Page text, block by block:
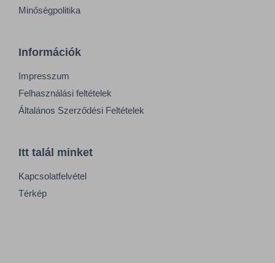
Minőségpolitika
Információk
Impresszum
Felhasználási feltételek
Általános Szerződési Feltételek
Itt talál minket
Kapcsolatfelvétel
Térkép